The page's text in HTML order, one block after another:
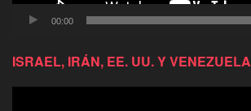
00:00
ISRAEL, IRÁN, EE. UU. Y VENEZUELA